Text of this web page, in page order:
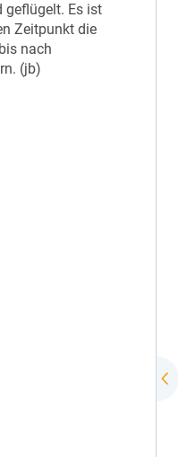
geflügelt. Es ist
Zeitpunkt die
nach
(jb)